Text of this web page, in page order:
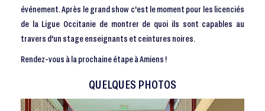
événement. Après le grand show c'est le moment pour les licenciés
de la Ligue Occitanie de montrer de quoi ils sont capables au
travers d'un stage enseignants et ceintures noires.
Rendez-vous à la prochaine étape à Amiens !
QUELQUES PHOTOS